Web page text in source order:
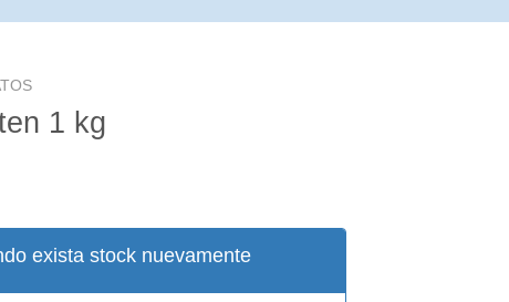
1 kg
exista stock nuevamente